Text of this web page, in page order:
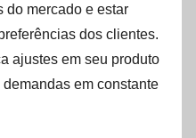
do mercado e estar
dos clientes.
ajustes em seu produto
em constante